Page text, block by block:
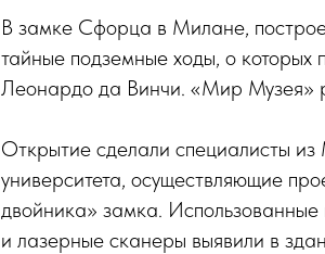
В замке Сфорца в Милане,
тайные подземные ходы, о которых
Леонардо да Винчи. «Мир Музея»
Открытие сделали специалисты из
университета, осуществляющие
двойника» замка.
и лазерные сканеры выявили в